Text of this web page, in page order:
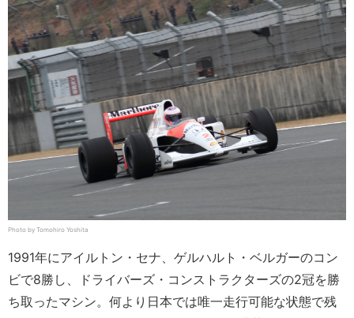
Photo by Tomohiro Yoshita
1991年にアイルトン・セナ、ゲルハルト・ベルガーのコン
ビで8勝し、ドライバーズ・コンストラクターズの2冠を勝
ち取ったマシン。何より日本では唯一走行可能な状態で残